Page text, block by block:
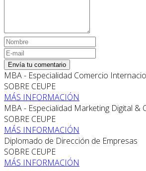
Envía tu comentario
MBA - Especialidad Comercio
SOBRE CEUPE
MÁS INFORMACIÓN
MBA - Especialidad Marketing Digital &
SOBRE CEUPE
MÁS INFORMACIÓN
Diplomado de Dirección de Empresas
SOBRE CEUPE
MÁS INFORMACIÓN